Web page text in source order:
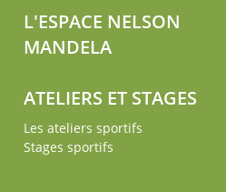
L'ESPACE NELSON
MANDELA
ATELIERS ET STAGES
Les ateliers sportifs
Stages sportifs